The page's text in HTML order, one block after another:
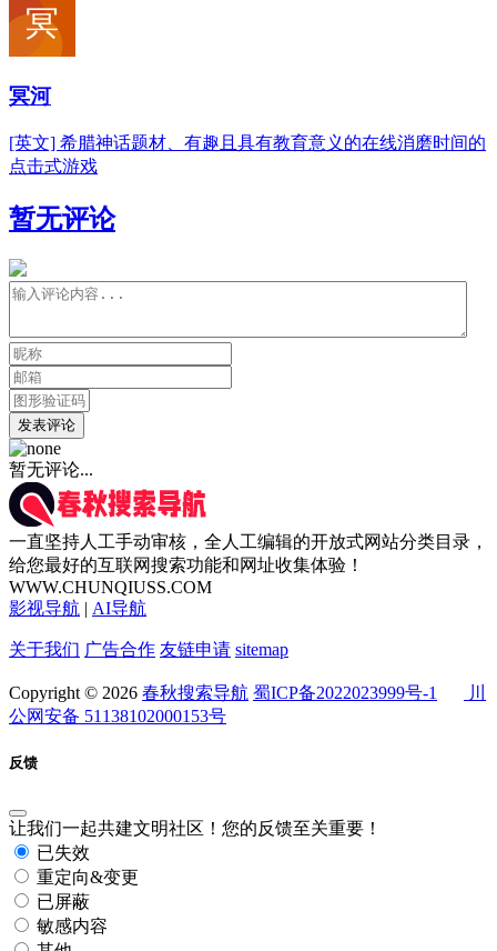
冥河
[英文] 希腊神话题材、有趣且具有教育意义的在线消磨时间的
点击式游戏
暂无评论
发表评论
暂无评论...
一直坚持人工手动审核，全人工编辑的开放式网站分类目录，
给您最好的互联网搜索功能和网址收集体验！
WWW.CHUNQIUSS.COM
影视导航 | AI导航
关于我们 广告合作 友链申请 sitemap
Copyright © 2026 春秋搜索导航 蜀ICP备2022023999号-1
川
公网安备 51138102000153号
反馈
让我们一起共建文明社区！您的反馈至关重要！
已失效
重定向&变更
已屏蔽
敏感内容